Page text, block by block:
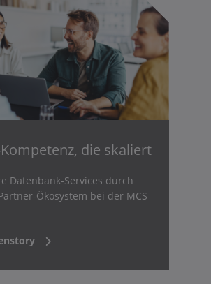
die skaliert
Datenbank-Services durch
Ökosystem bei der MCS